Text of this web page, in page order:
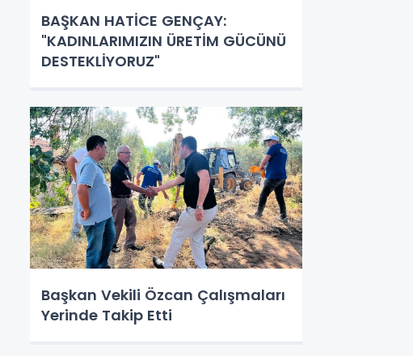
BAŞKAN HATİCE GENÇAY:
"KADINLARIMIZIN ÜRETİM GÜCÜNÜ
DESTEKLİYORUZ"
Başkan Vekili Özcan Çalışmaları
Yerinde Takip Etti